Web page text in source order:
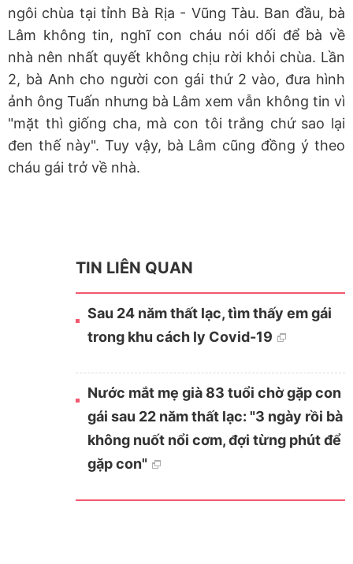
ngôi chùa tại tỉnh Bà Rịa - Vũng Tàu. Ban đầu, bà
Lâm không tin, nghĩ con cháu nói dối để bà về
nhà nên nhất quyết không chịu rời khỏi chùa. Lần
2, bà Anh cho người con gái thứ 2 vào, đưa hình
ảnh ông Tuấn nhưng bà Lâm xem vẫn không tin vì
"mặt thì giống cha, mà con tôi trắng chứ sao lại
đen thế này". Tuy vậy, bà Lâm cũng đồng ý theo
cháu gái trở về nhà.
TIN LIÊN QUAN
Sau 24 năm thất lạc, tìm thấy em gái
trong khu cách ly Covid-19
Nước mắt mẹ già 83 tuổi chờ gặp con
gái sau 22 năm thất lạc: "3 ngày rồi bà
không nuốt nổi cơm, đợi từng phút để
gặp con"